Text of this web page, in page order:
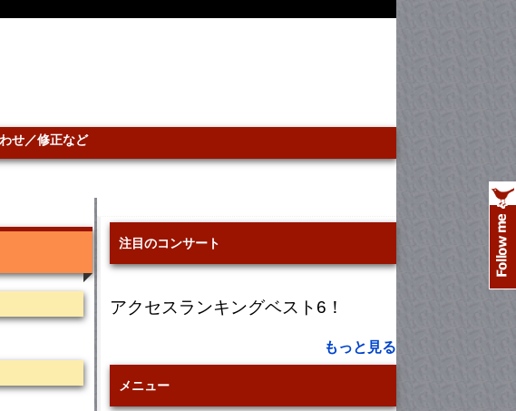
せ／修正など
注目のコンサート
アクセスランキングベスト6！
もっと見る
メニュー